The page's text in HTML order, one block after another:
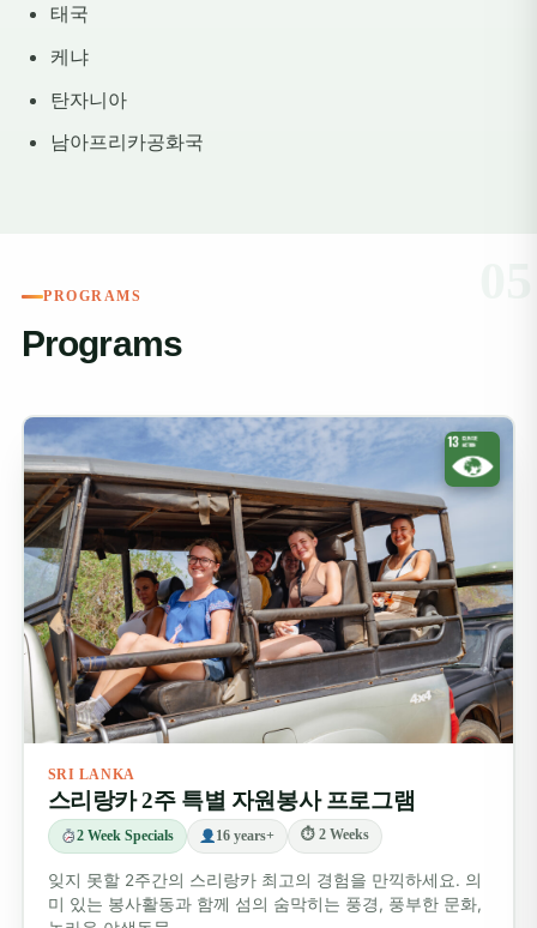
태국
케냐
탄자니아
남아프리카공화국
PROGRAMS
Programs
SRI LANKA
스리랑카 2주 특별 자원봉사 프로그램
2 Week Specials 16 years+ ⏱ 2 Weeks
잊지 못할 2주간의 스리랑카 최고의 경험을 만끽하세요. 의
미 있는 봉사활동과 함께 섬의 숨막히는 풍경, 풍부한 문화,